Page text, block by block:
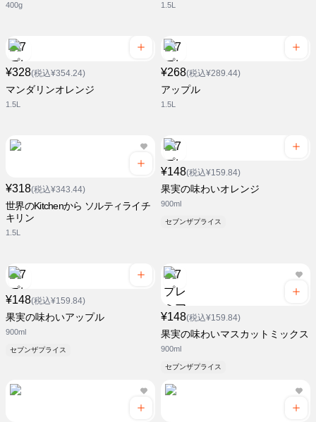
400g 1.5L
¥328(税込¥354.24)
マンダリンオレンジ
1.5L
¥268(税込¥289.44)
アップル
1.5L
¥318(税込¥343.44)
世界のKitchenから ソルティライチ
キリン
1.5L
¥148(税込¥159.84)
果実の味わいオレンジ
900ml
セブンザプライス
¥148(税込¥159.84)
果実の味わいアップル
900ml
セブンザプライス
¥148(税込¥159.84)
果実の味わいマスカットミックス
900ml
セブンザプライス